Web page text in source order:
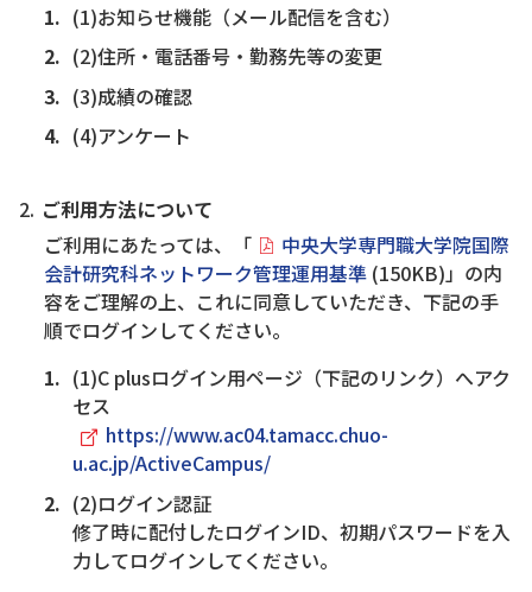
(1)お知らせ機能（メール配信を含む）
(2)住所・電話番号・勤務先等の変更
(3)成績の確認
(4)アンケート
ご利用方法について
ご利用にあたっては、「
中央大学専門職大学院国際
会計研究科ネットワーク管理運用基準(150KB)」の内
容をご理解の上、これに同意していただき、下記の手
順でログインしてください。
(1)C plusログイン用ページ（下記のリンク）へアク
セス
https://www.ac04.tamacc.chuo-
u.ac.jp/ActiveCampus/
(2)ログイン認証
修了時に配付したログインID、初期パスワードを入
力してログインしてください。